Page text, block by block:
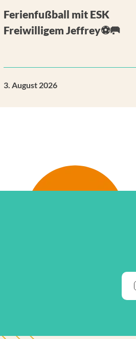
Ferienfußball mit ESK
Freiwilligem Jeffrey⚽🥅
3. August 2026